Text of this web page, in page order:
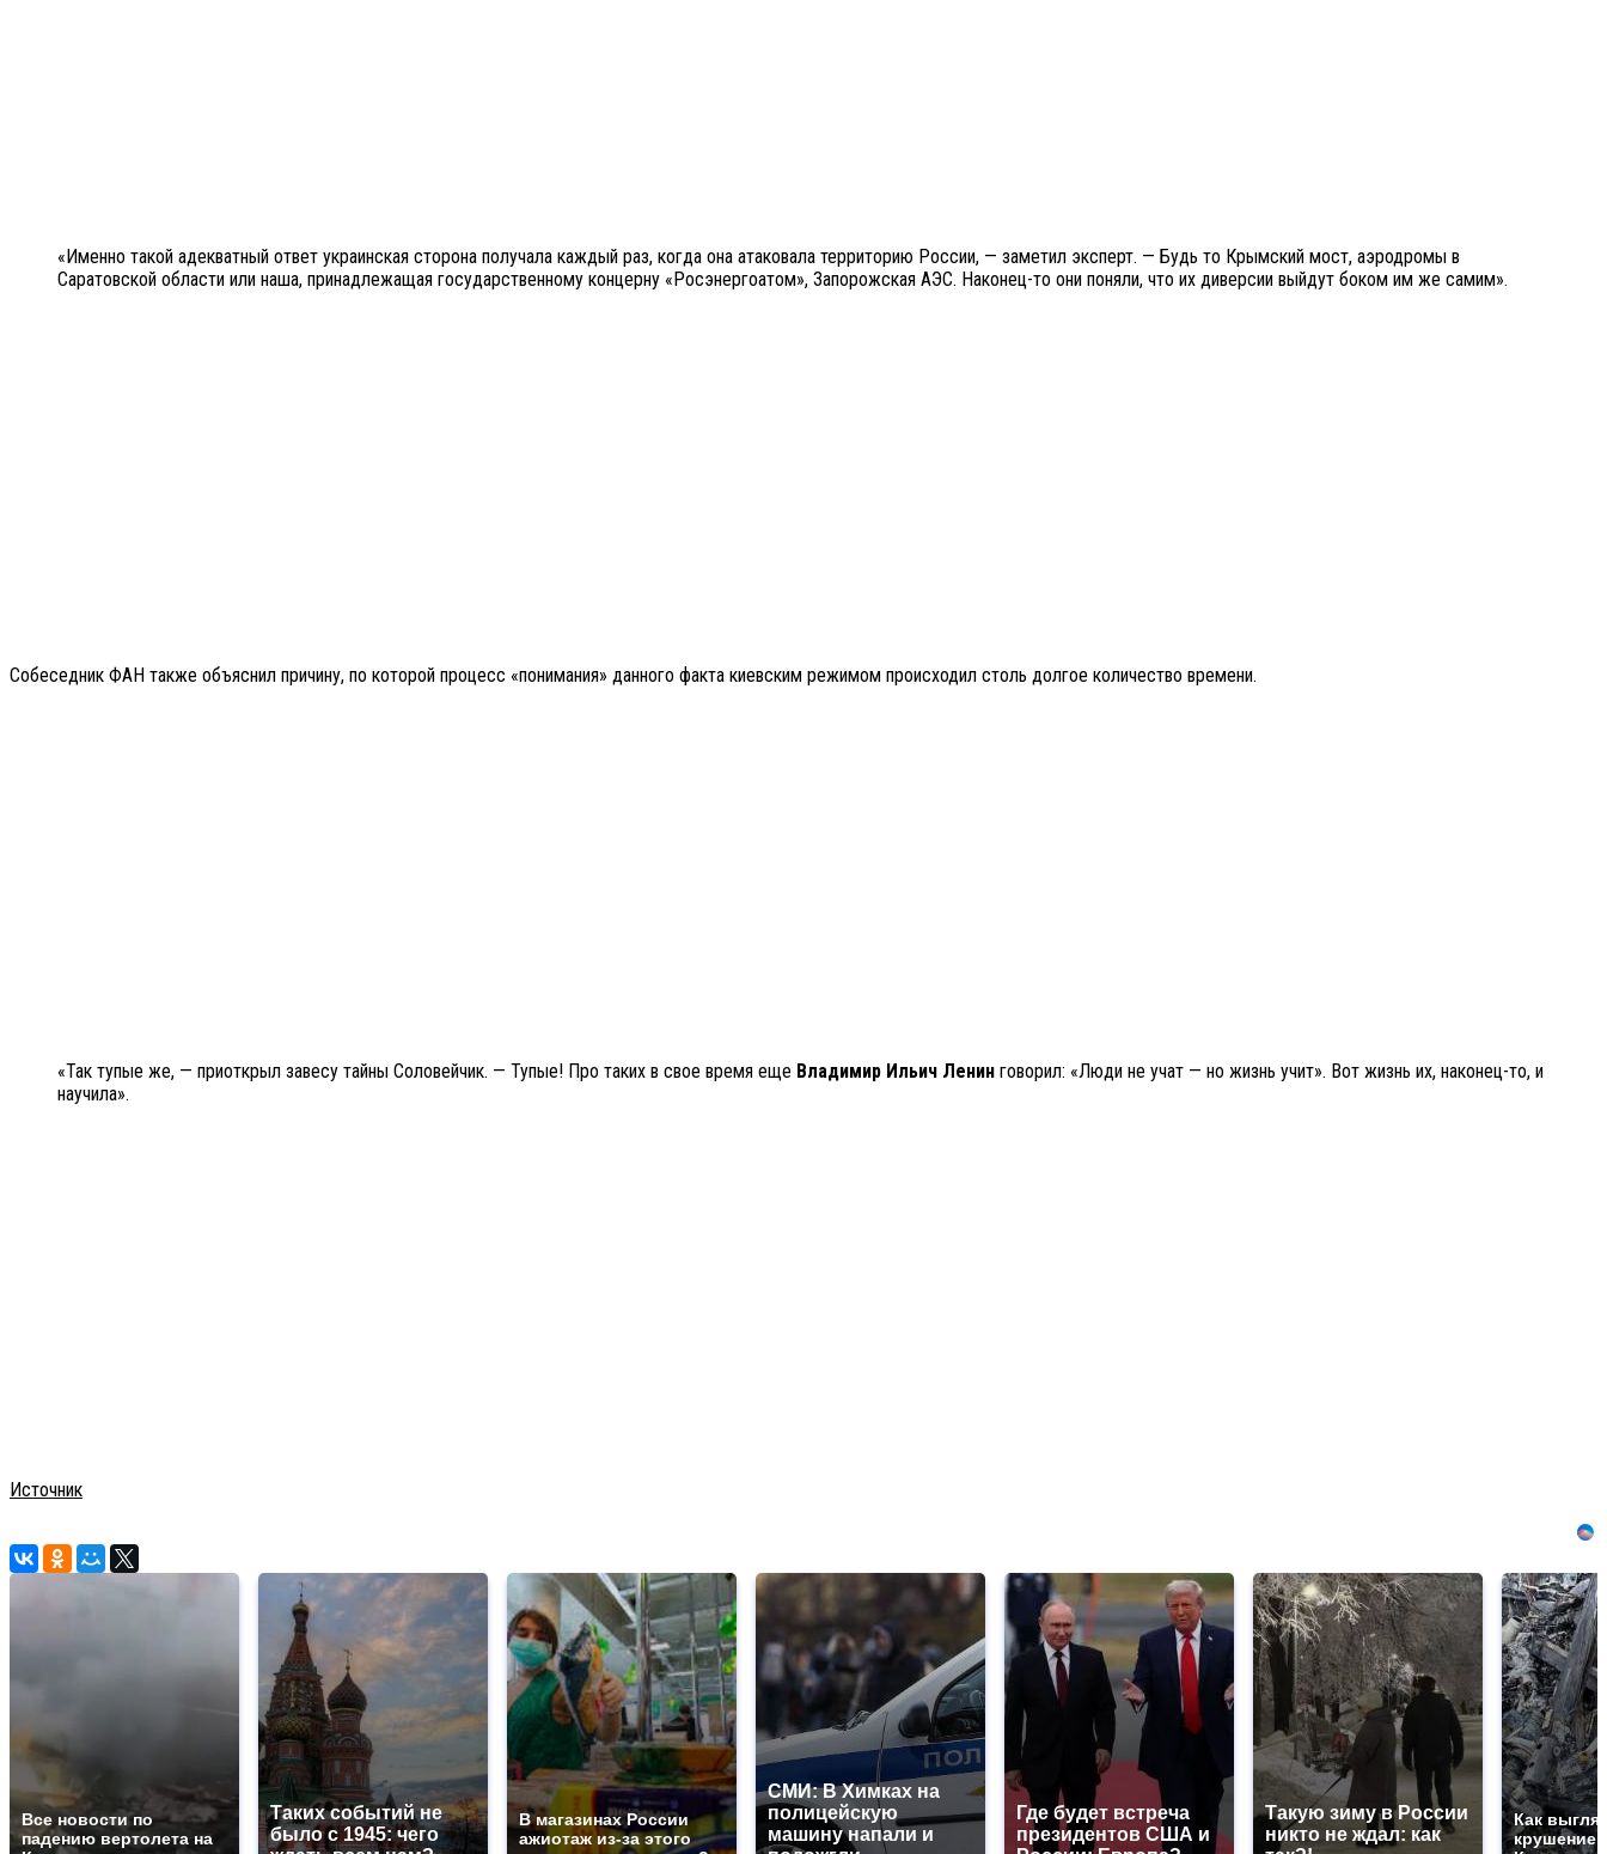
«Именно такой адекватный ответ украинская сторона получала каждый раз, когда она атаковала территорию России, — заметил эксперт. — Будь то Крымский мост, аэродромы в
Саратовской области или наша, принадлежащая государственному концерну «Росэнергоатом», Запорожская АЭС. Наконец-то они поняли, что их диверсии выйдут боком им же самим».
Собеседник ФАН также объяснил причину, по которой процесс «понимания» данного факта киевским режимом происходил столь долгое количество времени.
«Так тупые же, — приоткрыл завесу тайны Соловейчик. — Тупые! Про таких в свое время еще Владимир Ильич Ленин говорил: «Люди не учат — но жизнь учит». Вот жизнь их, наконец-то, и
научила».
Источник
Все новости по
падению вертолета на
Таких событий не
было с 1945: чего
В магазинах России
ажиотаж из-за этого
СМИ: В Химках на
полицейскую
машину напали и
Где будет встреча
президентов США и
Такую зиму в России
никто не ждал: как
Как
крушение